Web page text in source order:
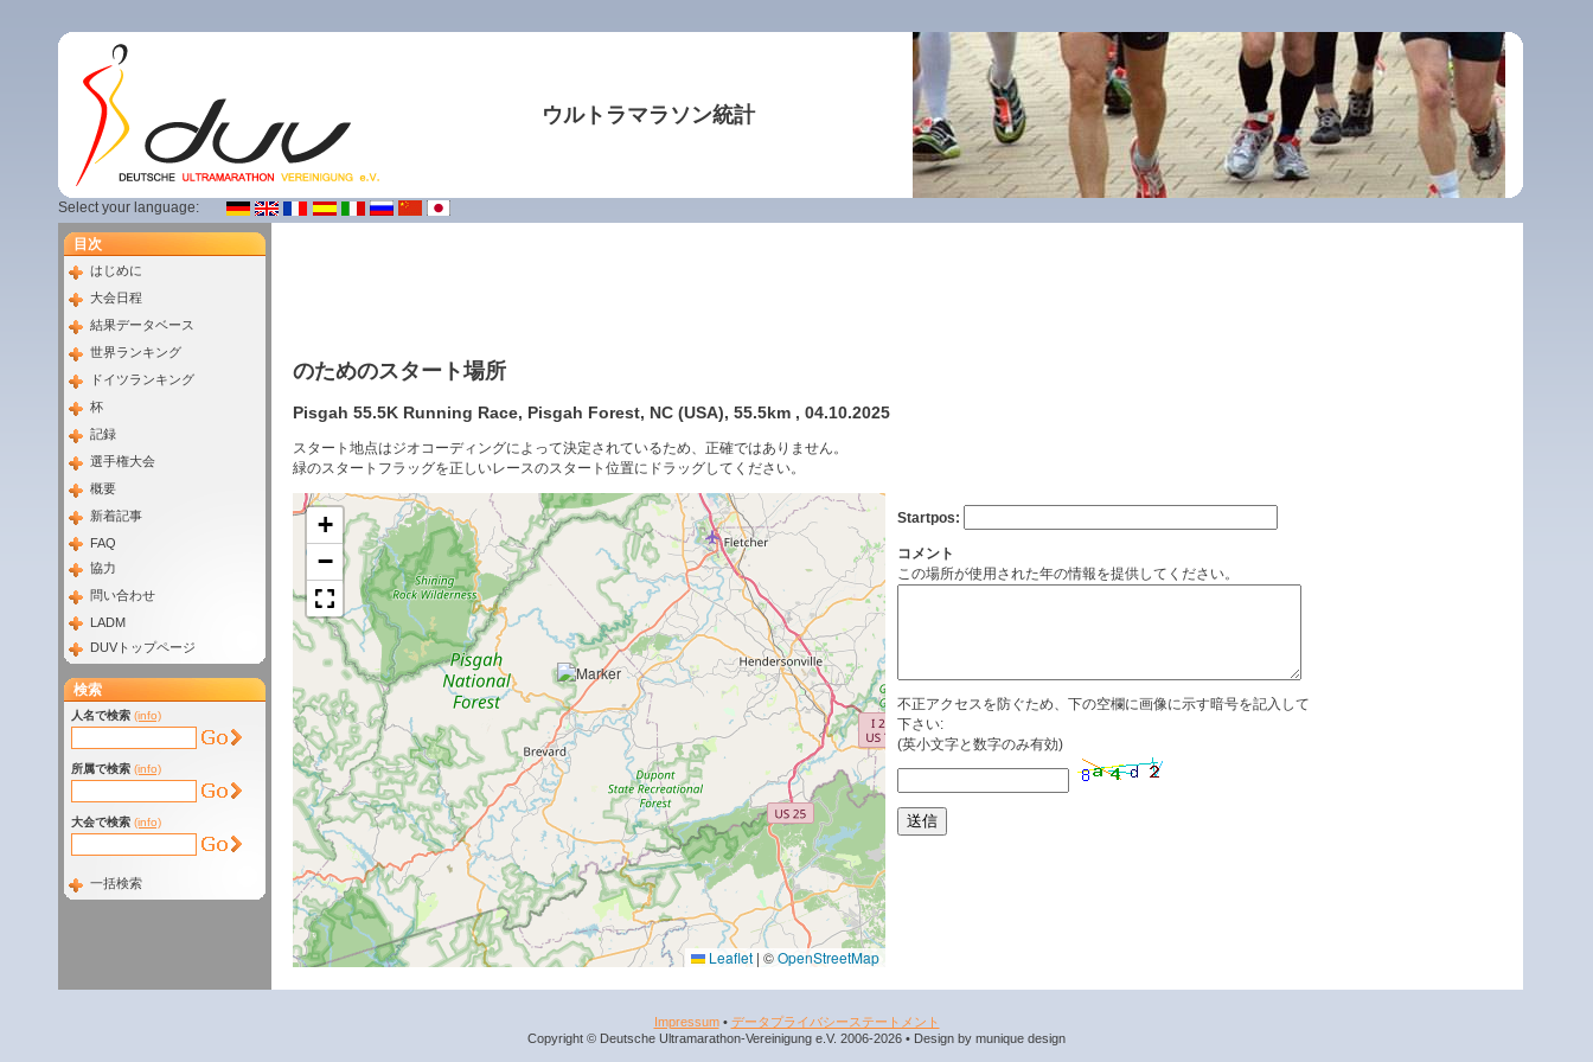
ウルトラマラソン統計
Select your language:
目次
はじめに
大会日程
結果データベース
世界ランキング
ドイツランキング
杯
記録
選手権大会
概要
新着記事
FAQ
協力
問い合わせ
LADM
DUVトップページ
検索
人名で検索 (info)
所属で検索 (info)
大会で検索 (info)
一括検索
のためのスタート場所
Pisgah 55.5K Running Race, Pisgah Forest, NC (USA), 55.5km , 04.10.2025
スタート地点はジオコーディングによって決定されているため、正確ではありません。
緑のスタートフラッグを正しいレースのスタート位置にドラッグしてください。
+
−
Leaflet | ©OpenStreetMap
Startpos:
コメント
この場所が使用された年の情報を提供してください。
不正アクセスを防ぐため、下の空欄に画像に示す暗号を記入して
下さい:
(英小文字と数字のみ有効)
Impressum• データプライバシーステートメント
Copyright © Deutsche Ultramarathon-Vereinigung e.V. 2006-2026 • Design by munique design